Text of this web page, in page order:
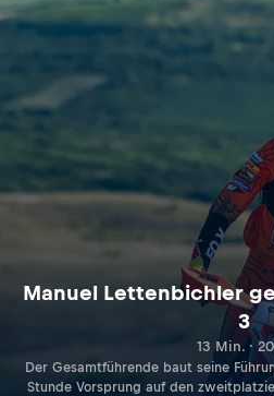
Manuel Lettenbichler
3
13 Min. ·
Der Gesamtführende baut seine
Stunde Vorsprung auf den